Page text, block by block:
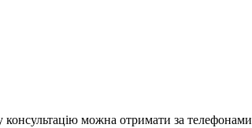
можна отримати за телефонами